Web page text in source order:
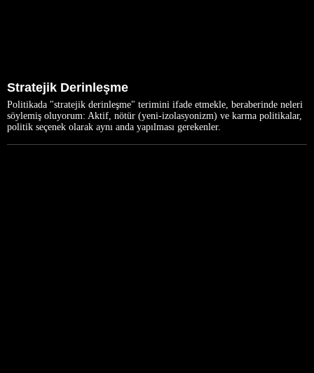
Stratejik Derinleşme
Politikada "stratejik derinleşme" terimini ifade etmekle, beraberinde neleri
söylemiş oluyorum: Aktif, nötür (yeni-izolasyonizm) ve karma politikalar,
politik seçenek olarak aynı anda yapılması gerekenler.